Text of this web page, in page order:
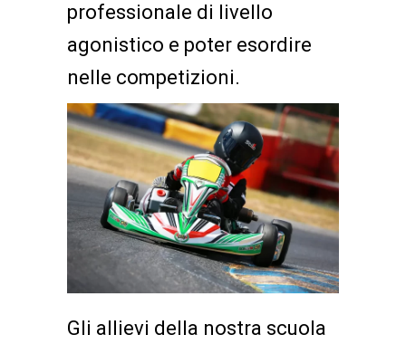
professionale di livello
agonistico e poter esordire
nelle competizioni.
Gli allievi della nostra scuola